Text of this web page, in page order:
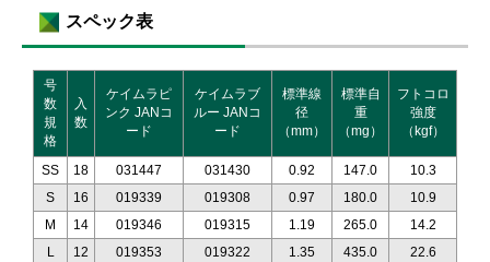
スペック表
号
数
規
格
入
数
ケイムラピ
ンク JANコ
ード
ケイムラブ
ルー JANコ
ード
標準線
径
（mm）
標準自
重
（mg）
フトコロ
強度
（kgf）
SS 18 031447 031430 0.92 147.0
10.3
S
16 019339 019308 0.97 180.0
10.9
M
14 019346 019315 1.19 265.0
14.2
L
12 019353 019322 1.35 435.0 22.6